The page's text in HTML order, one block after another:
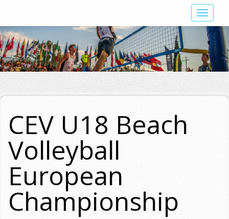
main
content
Toggle
CEV U18 Beach
Volleyball
European
Championship